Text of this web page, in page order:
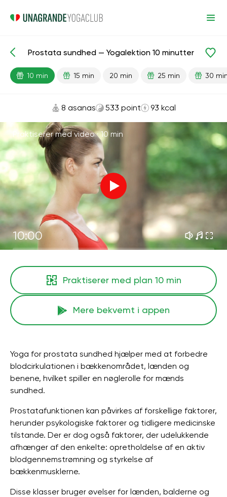
Færdiglavede lektioner Køn
Prostata sundhed — Yogalektion 10 minutter
10 min 15 min 20 min 25 min 30
8 asanas 533 point 93 kcal
Praktiserer med video ·10 min
10:00
Praktiserer med plan 10 min
Mere bekvemt i appen
Yoga for prostata sundhed hjælper med at forbedre
blodcirkulationen i bækkenområdet, lænden og
benene, hvilket spiller en nøglerolle for mænds
sundhed.
Prostatafunktionen kan påvirkes af forskellige faktorer,
herunder psykologiske faktorer og tidligere medicinske
tilstande. Der er dog også faktorer, der udelukkende
afhænger af den enkelte: opretholdelse af en aktiv
blodgennemstrømning og styrkelse af
bækkenmusklerne.
Disse klasser bruger øvelser for lænden, balderne og